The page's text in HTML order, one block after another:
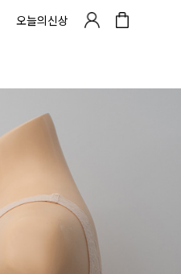
오늘의신상